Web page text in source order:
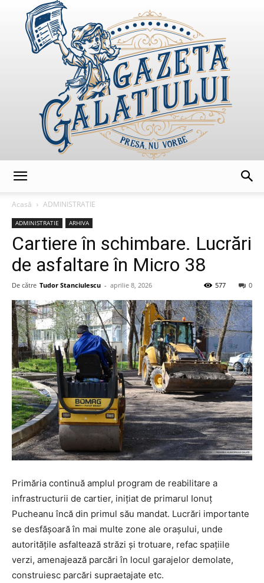
Acasă
ADMINISTRATIE
ADMINISTRATIE ARHIVA
Cartiere în schimbare. Lucrări
de asfaltare în Micro 38
De către Tudor Stanciulescu - aprilie 8, 2026 0
577
Primăria continuă amplul program de reabilitare a
infrastructurii de cartier, inițiat de primarul Ionuț
Pucheanu încă din primul său mandat. Lucrări importante
se desfășoară în mai multe zone ale orașului, unde
autoritățile asfaltează străzi și trotuare, refac spațiile
verzi, amenajează parcări în locul garajelor demolate,
construiesc parcări supraetajate etc.